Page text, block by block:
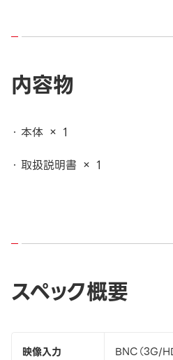
内容物
本体 × 1
取扱説明書 × 1
スペック概要
映像入力
BNC（3G/